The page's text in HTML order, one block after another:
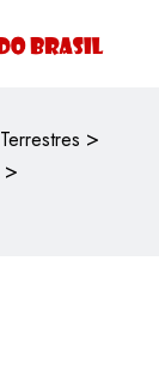
Terrestres >
>